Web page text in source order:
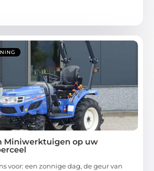
Miniwerktuigen op uw
voor: een zonnige dag, de geur van